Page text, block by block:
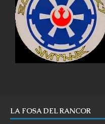
LA FOSA DEL RANCOR